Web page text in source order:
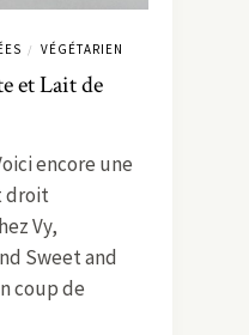
/ VÉGÉTARIEN
et Lait de
encore une
droit
Vy,
Sweet and
coup de